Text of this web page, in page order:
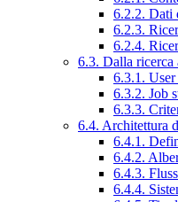
6.2.2. Dati
6.2.3.
6.2.4.
6.3. Dalla ricerca
6.3.1.
6.3.2. Job
6.3.3.
6.4. Architettura
6.4.1.
6.4.2.
6.4.3.
6.4.4.